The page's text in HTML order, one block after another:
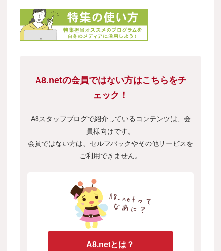
A8.netの会員ではない方はこちらをチ
ェック！
A8スタッフブログで紹介しているコンテンツは、会
員様向けです。
会員ではない方は、セルフバックやその他サービスを
ご利用できません。
A8.netとは？